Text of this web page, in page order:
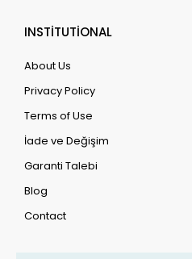
INSTİTUTİONAL
About Us
Privacy Policy
Terms of Use
İade ve Değişim
Garanti Talebi
Blog
Contact